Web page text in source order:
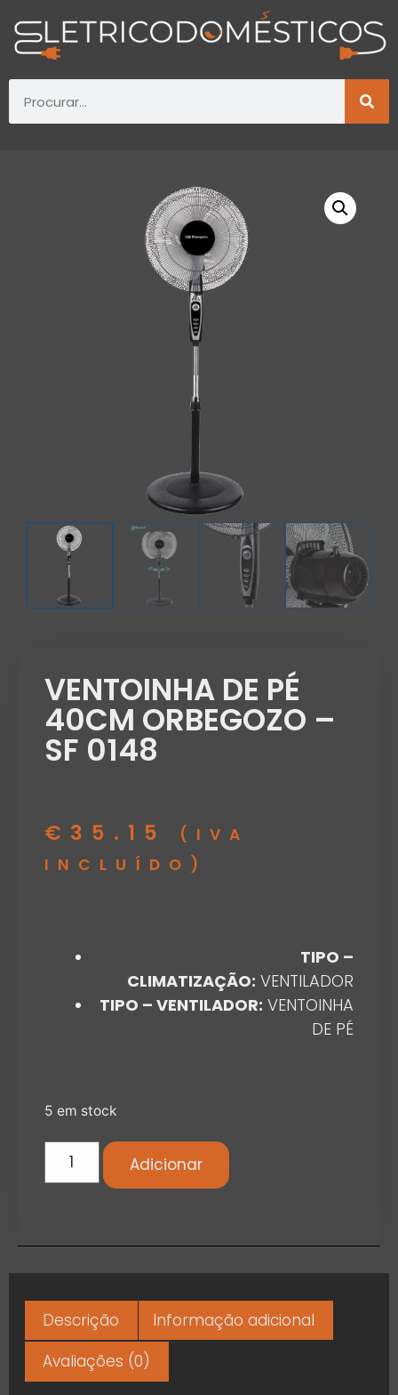
VENTOINHA DE PÉ
40CM ORBEGOZO –
SF 0148
€ 35.15
(IVA
INCLUÍDO)
TIPO –
CLIMATIZAÇÃO: VENTILADOR
TIPO – VENTILADOR: VENTOINHA
DE PÉ
5 em stock
Adicionar
Descrição
Informação adicional
Avaliações (0)